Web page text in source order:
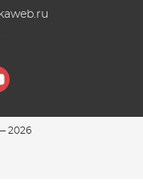
2026